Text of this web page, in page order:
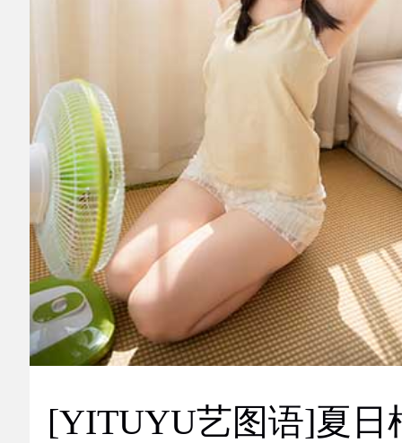
[YITUYU艺图语]夏日